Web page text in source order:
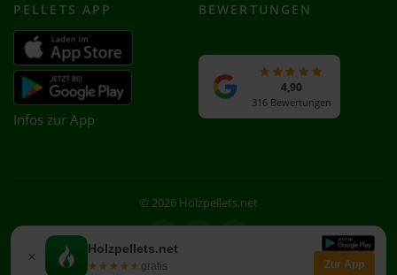
× Holzpellets.net
★★★★★
★★★★★ gratis Zur App
PELLETS APP
Infos zur App
BEWERTUNGEN
4,90
316 Bewertungen
© 2026 Holzpellets.net
Facebook